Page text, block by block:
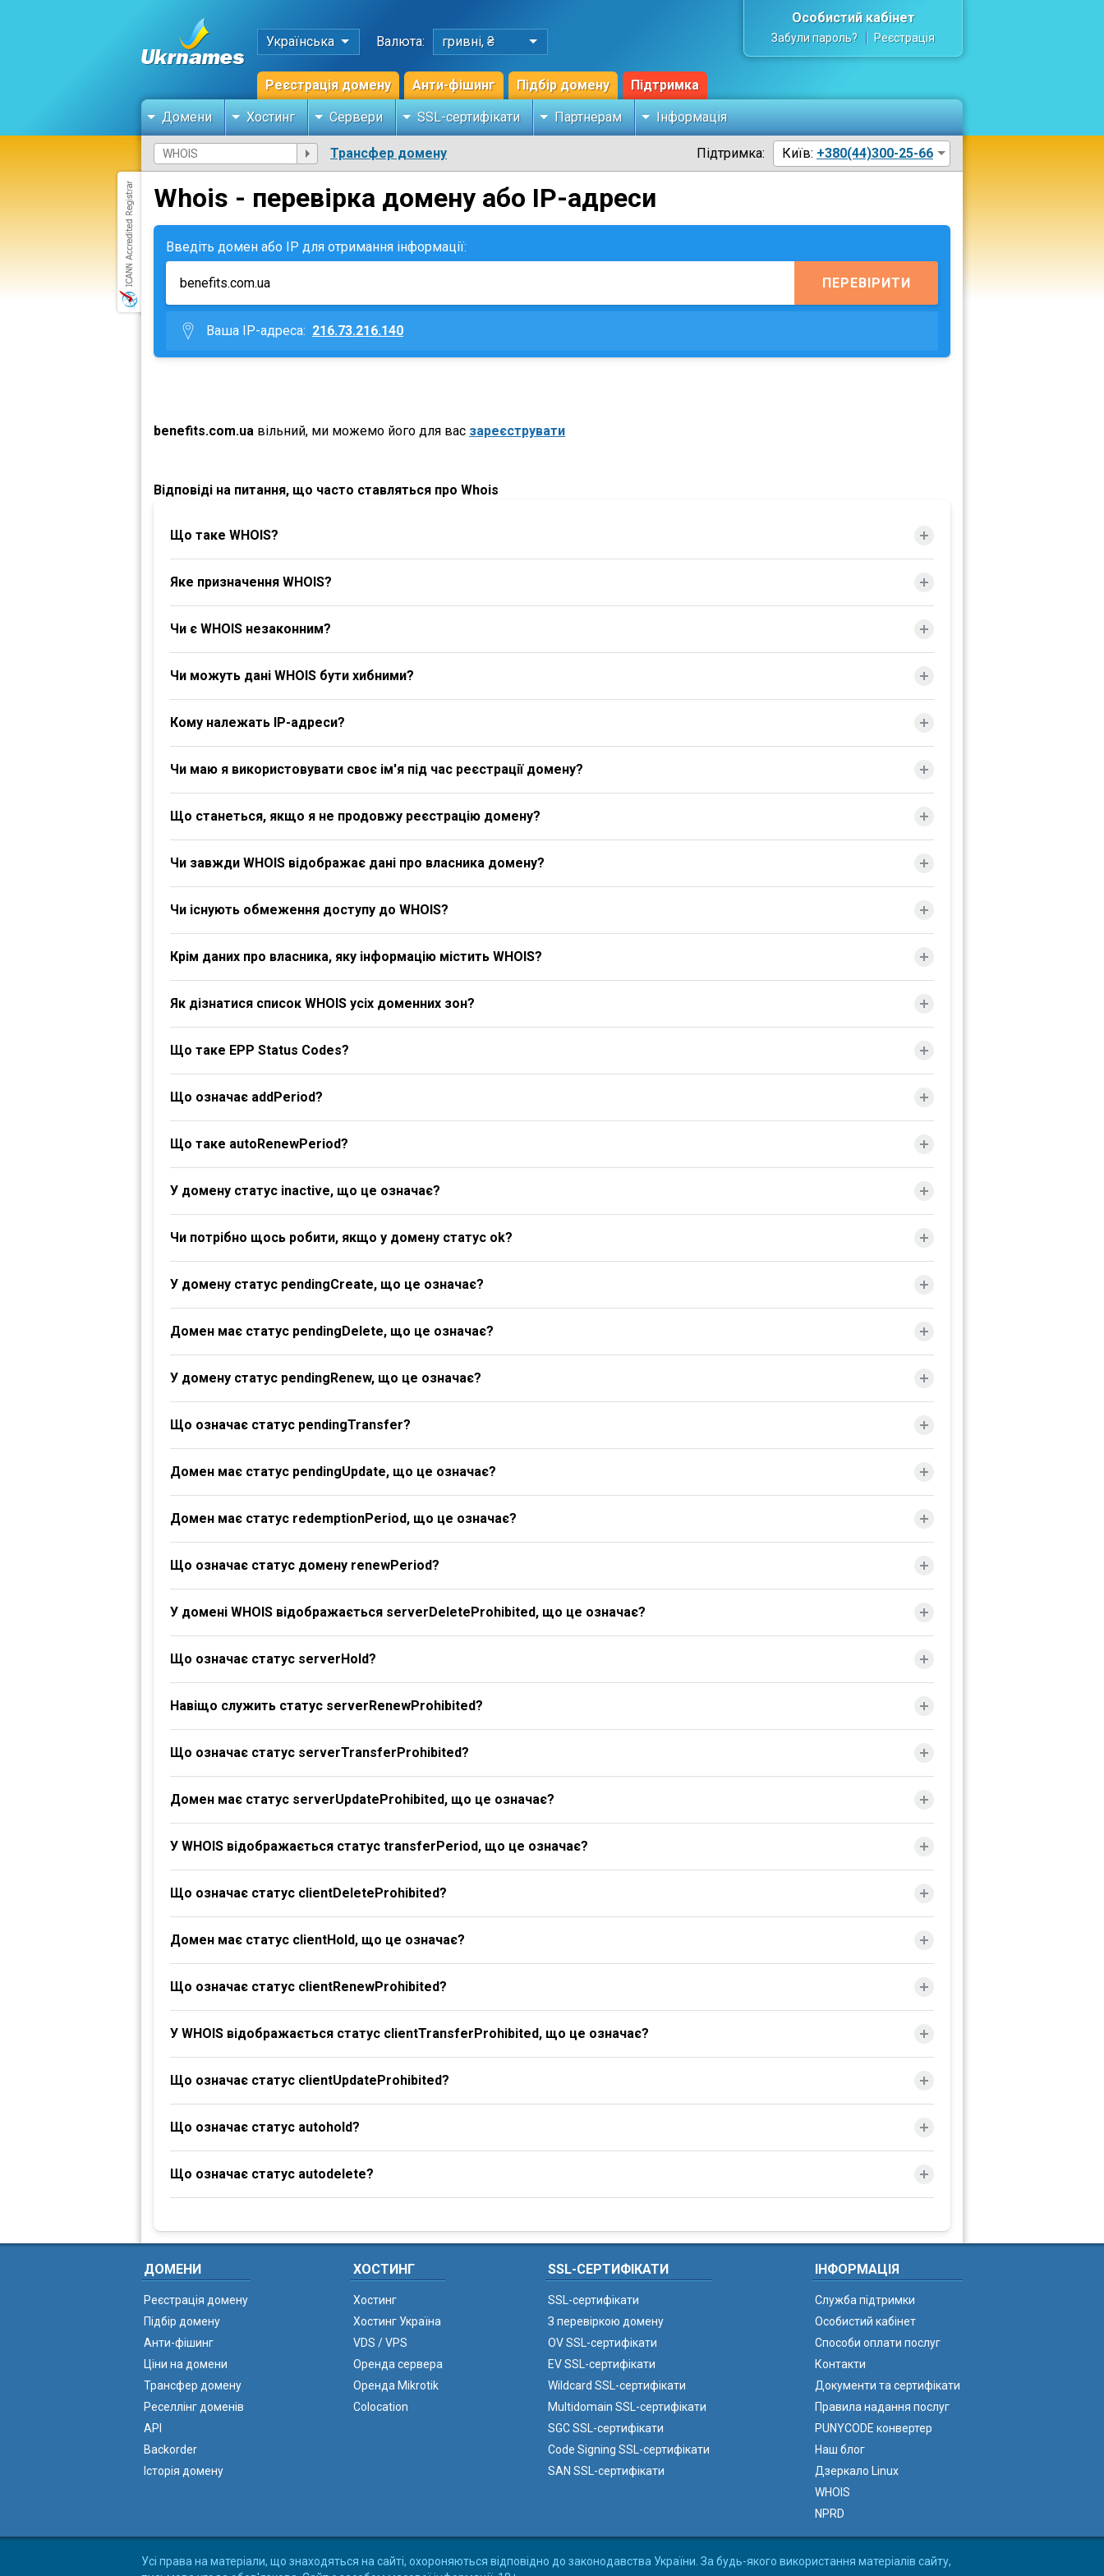
Українська Валюта: гривні, ₴
Реєстрація домену Анти-фішинг Підбір домену Підтримка
Особистий кабінет
Забули пароль? Реєстрація
Домени Хостинг Сервери SSL-сертифікати Партнерам Інформація
Трансфер домену Підтримка: Київ: +380(44)300-25-66
Whois - перевірка домену або IP-адреси
Введіть домен або IP для отримання інформації:
ПЕРЕВІРИТИ
Ваша IP-адреса: 216.73.216.140
benefits.com.ua вільний, ми можемо його для вас зареєструвати
Відповіді на питання, що часто ставляться про Whois
Що таке WHOIS?
Яке призначення WHOIS?
Чи є WHOIS незаконним?
Чи можуть дані WHOIS бути хибними?
Кому належать IP-адреси?
Чи маю я використовувати своє ім'я під час реєстрації домену?
Що станеться, якщо я не продовжу реєстрацію домену?
Чи завжди WHOIS відображає дані про власника домену?
Чи існують обмеження доступу до WHOIS?
Крім даних про власника, яку інформацію містить WHOIS?
Як дізнатися список WHOIS усіх доменних зон?
Що таке EPP Status Codes?
Що означає addPeriod?
Що таке autoRenewPeriod?
У домену статус inactive, що це означає?
Чи потрібно щось робити, якщо у домену статус ok?
У домену статус pendingCreate, що це означає?
Домен має статус pendingDelete, що це означає?
У домену статус pendingRenew, що це означає?
Що означає статус pendingTransfer?
Домен має статус pendingUpdate, що це означає?
Домен має статус redemptionPeriod, що це означає?
Що означає статус домену renewPeriod?
У домені WHOIS відображається serverDeleteProhibited, що це означає?
Що означає статус serverHold?
Навіщо служить статус serverRenewProhibited?
Що означає статус serverTransferProhibited?
Домен має статус serverUpdateProhibited, що це означає?
У WHOIS відображається статус transferPeriod, що це означає?
Що означає статус clientDeleteProhibited?
Домен має статус clientHold, що це означає?
Що означає статус clientRenewProhibited?
У WHOIS відображається статус clientTransferProhibited, що це означає?
Що означає статус clientUpdateProhibited?
Що означає статус autohold?
Що означає статус autodelete?
ДОМЕНИ
Реєстрація домену
Підбір домену
Анти-фішинг
Ціни на домени
Трансфер домену
Реселлінг доменів
API
Backorder
Історія домену
ХОСТИНГ
Хостинг
Хостинг Україна
VDS / VPS
Оренда сервера
Оренда Mikrotik
Colocation
SSL-СЕРТИФІКАТИ
SSL-сертифікати
З перевіркою домену
OV SSL-сертифікати
EV SSL-сертифікати
Wildcard SSL-сертифікати
Multidomain SSL-сертифікати
SGC SSL-сертифікати
Code Signing SSL-сертифікати
SAN SSL-сертифікати
ІНФОРМАЦІЯ
Служба підтримки
Особистий кабінет
Способи оплати послуг
Контакти
Документи та сертифікати
Правила надання послуг
PUNYCODE конвертер
Наш блог
Дзеркало Linux
WHOIS
NPRD
Усі права на матеріали, що знаходяться на сайті, охороняються відповідно до законодавства України. За будь-якого використання матеріалів сайту,